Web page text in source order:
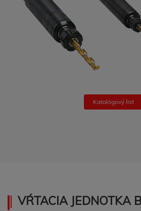
Katalógový list
VŔTACIA JEDNOTKA